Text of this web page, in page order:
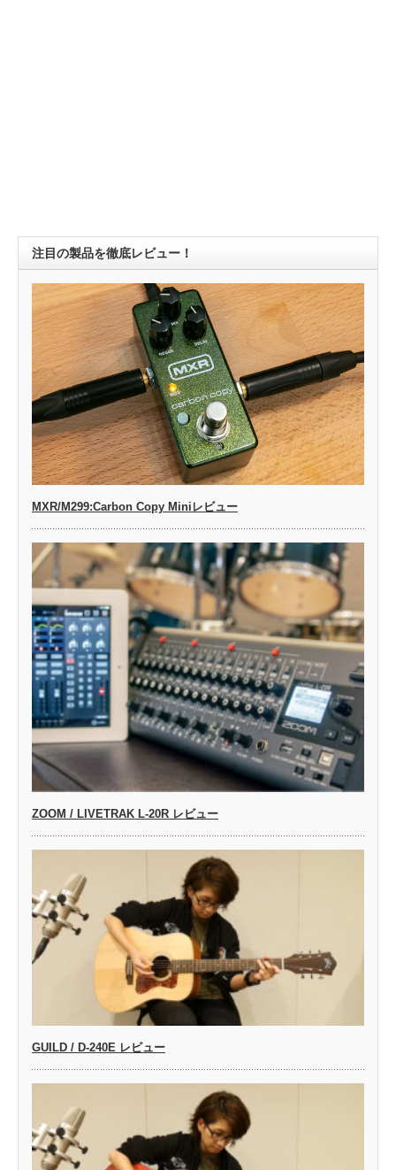
注目の製品を徹底レビュー！
MXR/M299:Carbon Copy Miniレビュー
ZOOM / LIVETRAK L-20R レビュー
GUILD / D-240E レビュー